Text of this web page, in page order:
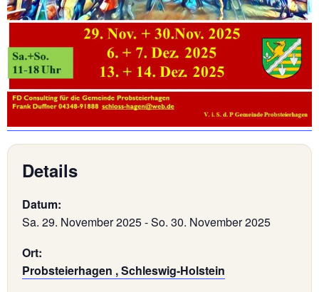
Details
Datum:
Sa. 29. November 2025-So. 30. November 2025
Ort:
Probsteierhagen , Schleswig-Holstein